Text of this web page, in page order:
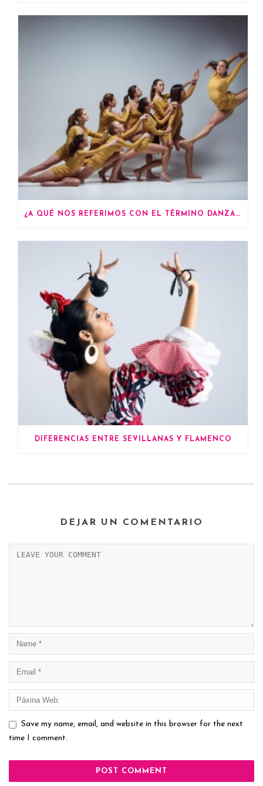
¿A QUÉ NOS REFERIMOS CON EL TÉRMINO DANZA CONTEMPORÁNEA?
DIFERENCIAS ENTRE SEVILLANAS Y FLAMENCO
DEJAR UN COMENTARIO
Save my name, email, and website in this browser for the next
time I comment.